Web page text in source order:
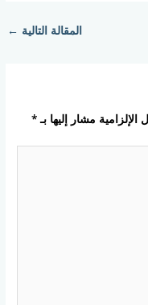
المقالة التالية ←
الإلزامية مشار إليها بـ*